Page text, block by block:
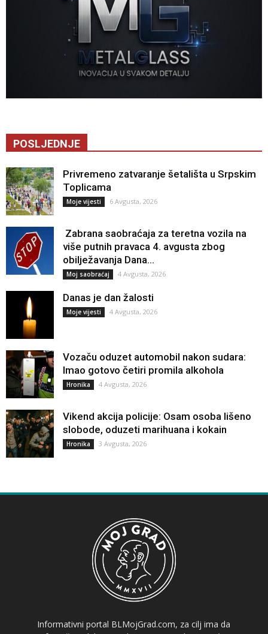
POSLJEDNJE
Privremeno zatvaranje šetališta u Srpskim
Toplicama
Moje vijesti 6 Avgusta, 2026
Zabrana saobraćaja za teretna vozila na
više putnih pravaca 4. avgusta zbog
obilježavanja Dana...
Moj saobraćaj 4 Avgusta, 2026
Danas je dan žalosti
Moje vijesti 4 Avgusta, 2026
Vozaču oduzet automobil nakon sudara:
Imao gotovo četiri promila alkohola
Hronika 4 Avgusta, 2026
Vikend akcija policije: Osam osoba lišeno
slobode, oduzeti marihuana i kokain
Hronika 3 Avgusta, 2026
Informativni portal BLMojGrad.com, za cilj ima da